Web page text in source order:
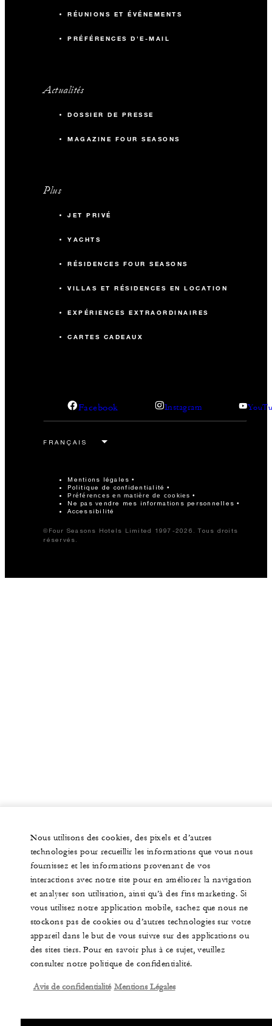
RÉUNIONS ET ÉVÉNEMENTS
PRÉFÉRENCES D'E-MAIL
Actualités
DOSSIER DE PRESSE
MAGAZINE FOUR SEASONS
Plus
JET PRIVÉ
YACHTS
RÉSIDENCES FOUR SEASONS
VILLAS ET RÉSIDENCES EN LOCATION
EXPÉRIENCES EXTRAORDINAIRES
CARTES CADEAUX
Facebook Instagram
Mentions légales
Politique de confidentialité
Préférences en matière de cookies
Ne pas vendre mes informations personnelles
Accessibilité
©Four Seasons Hotels Limited 1997-2026. Tous droits
réservés.
Nous utilisons des cookies, des pixels et d’autres
technologies pour recueillir les informations que vous nous
fournissez et les informations provenant de vos
interactions avec notre site pour en améliorer la navigation
et analyser son utilisation, ainsi qu’à des fins marketing. Si
vous utilisez notre application mobile, sachez que nous ne
stockons pas de cookies ou d’autres technologies sur votre
appareil dans le but de vous suivre sur des applications ou
des sites tiers. Pour en savoir plus à ce sujet, veuillez
consulter notre politique de confidentialité.
Avis de confidentialité Mentions Légales